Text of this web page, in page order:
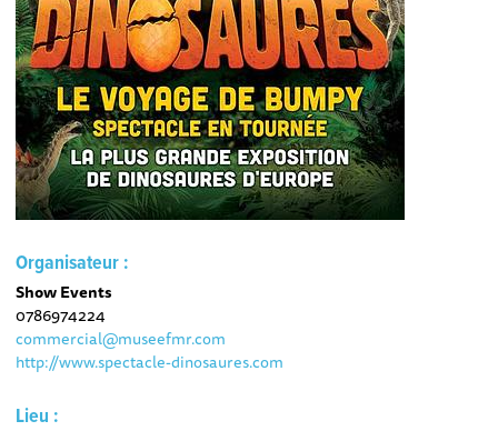
Organisateur :
Show Events
0786974224
commercial@museefmr.com
http://www.spectacle-dinosaures.com
Lieu :